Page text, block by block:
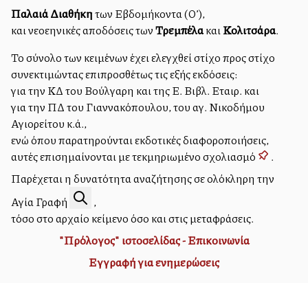
Παλαιά Διαθήκητων Εβδομήκοντα (Ο’),
και νεοελληνικές αποδόσεις τωνΤρεμπέλακαιΚολιτσάρα.
Το σύνολο των κειμένων έχει ελεγχθεί στίχο προς στίχο
συνεκτιμώντας επιπροσθέτως τις εξής εκδόσεις:
για την ΚΔ του Βούλγαρη και της Ελλ. Βιβλ. Εταιρ. και
για την ΠΔ του Γιαννακόπουλου, του αγ. Νικοδήμου
Αγιορείτου κ.ά.,
ενώ όπου παρατηρούνται εκδοτικές διαφοροποιήσεις,
αυτές επισημαίνονται με τεκμηριωμένο σχολιασμό
.
Παρέχεται η δυνατότητα αναζήτησης σε ολόκληρη την
Αγία Γραφή
,
τόσο στο αρχαίο κείμενο όσο και στις μεταφράσεις.
"Πρόλογος" ιστοσελίδας - Επικοινωνία
Εγγραφή για ενημερώσεις